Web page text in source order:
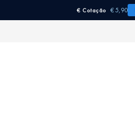
€ Cotação € 5,90